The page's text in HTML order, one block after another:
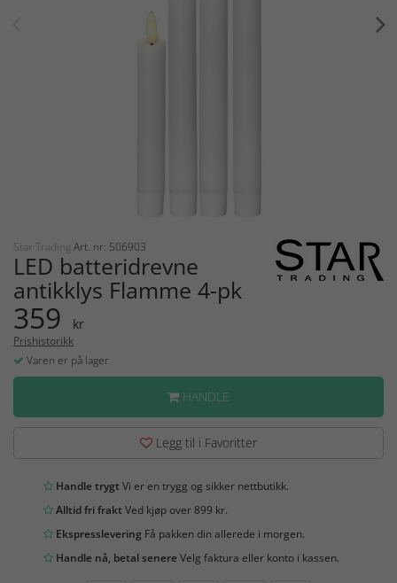
Star Trading Art. nr: 506903
LED batteridrevne
antikklys Flamme 4-pk
359 kr
Prishistorikk
Varen er på lager
HANDLE
Legg til i Favoritter
Handle trygtVi er en trygg og sikker nettbutikk.
Alltid fri fraktVed kjøp over 899 kr.
Ekspresslevering Få pakken din allerede i morgen.
Handle nå, betal senereVelg faktura eller konto i kassen.